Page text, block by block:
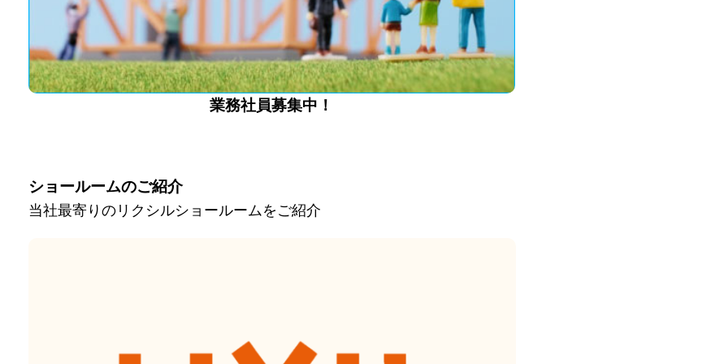
業務社員募集中！
ショールームのご紹介
当社最寄りのリクシルショールームをご紹介